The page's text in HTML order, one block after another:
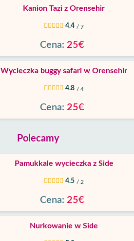
Kanion Tazi z Orensehir
4.4 / 7
Cena: 25€
Wycieczka buggy safari w Orensehir
4.8 / 4
Cena: 25€
Polecamy
Pamukkale wycieczka z Side
4.5 / 2
Cena: 25€
Nurkowanie w Side